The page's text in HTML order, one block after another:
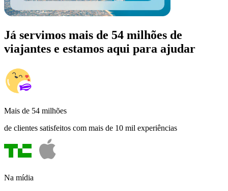
Já servimos mais de 54 milhões de
viajantes e estamos aqui para ajudar
Mais de 54 milhões
de clientes satisfeitos com mais de 10 mil experiências
Na mídia